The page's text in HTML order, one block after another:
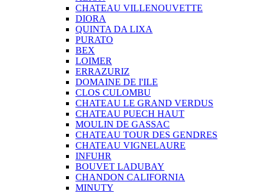
CHATEAU VILLENOUVETTE
DIORA
QUINTA DA LIXA
PURATO
BEX
LOIMER
ERRAZURIZ
DOMAINE DE I'ILE
CLOS CULOMBU
CHATEAU LE GRAND VERDUS
CHATEAU PUECH HAUT
MOULIN DE GASSAC
CHATEAU TOUR DES GENDRES
CHATEAU VIGNELAURE
INFUHR
BOUVET LADUBAY
CHANDON CALIFORNIA
MINUTY